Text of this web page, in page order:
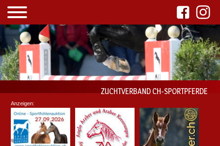
ZUCHTVERBAND CH-SPORTPFERDE
Anzeigen: